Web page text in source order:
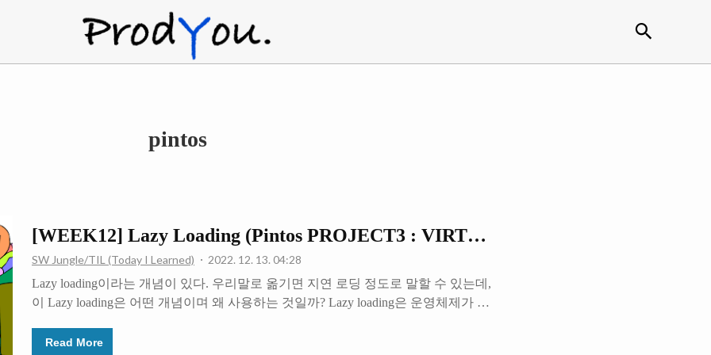
ProdYou
pintos
[WEEK12] Lazy Loading (Pintos PROJECT3 : VIRTUAL MEMORY)
SW Jungle/TIL (Today I Learned)
2022. 12. 13. 04:28
Lazy loading이라는 개념이 있다. 우리말로 옮기면 지연 로딩 정도로 말할 수 있는데,
이 Lazy loading은 어떤 개념이며 왜 사용하는 것일까? Lazy loading은 운영체제가 메
용하는 용어라고 한다. 하지만 이 글에서는 운영체제 측면에 한해 다루겠다. 앞선 글
Read More